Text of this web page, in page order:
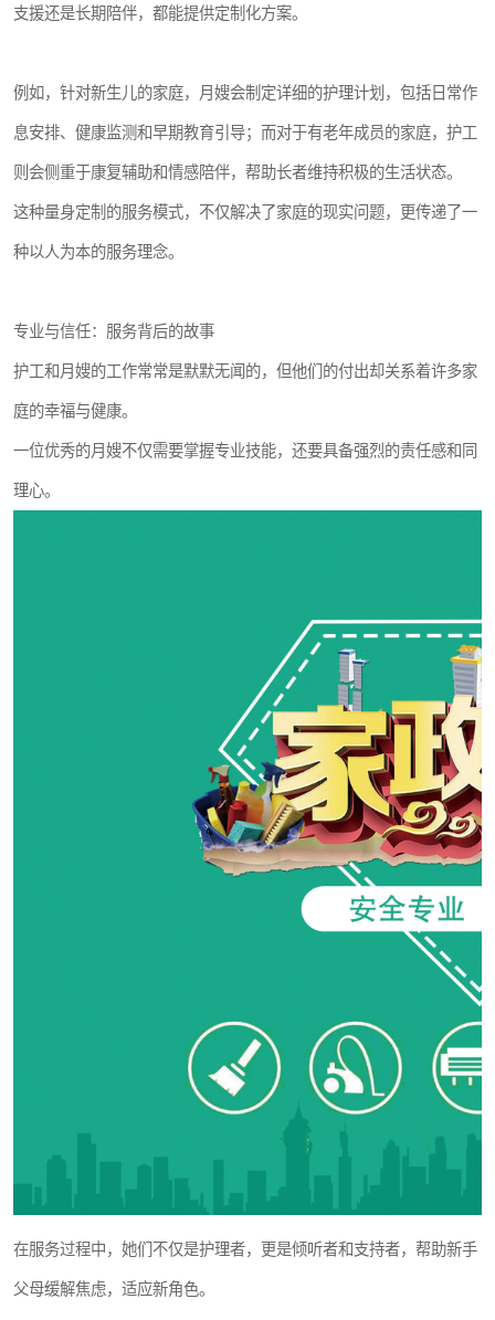
支援还是长期陪伴，都能提供定制化方案。
例如，针对新生儿的家庭，月嫂会制定详细的护理计划，包括日常作
息安排、健康监测和早期教育引导；而对于有老年成员的家庭，护工
则会侧重于康复辅助和情感陪伴，帮助长者维持积极的生活状态。
这种量身定制的服务模式，不仅解决了家庭的现实问题，更传递了一
种以人为本的服务理念。
专业与信任：服务背后的故事
护工和月嫂的工作常常是默默无闻的，但他们的付出却关系着许多家
庭的幸福与健康。
一位优秀的月嫂不仅需要掌握专业技能，还要具备强烈的责任感和同
理心。
在服务过程中，她们不仅是护理者，更是倾听者和支持者，帮助新手
父母缓解焦虑，适应新角色。